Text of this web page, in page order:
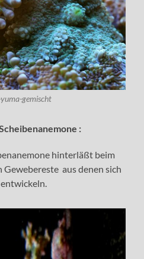
gemischt
:
hinterläßt beim
aus denen sich